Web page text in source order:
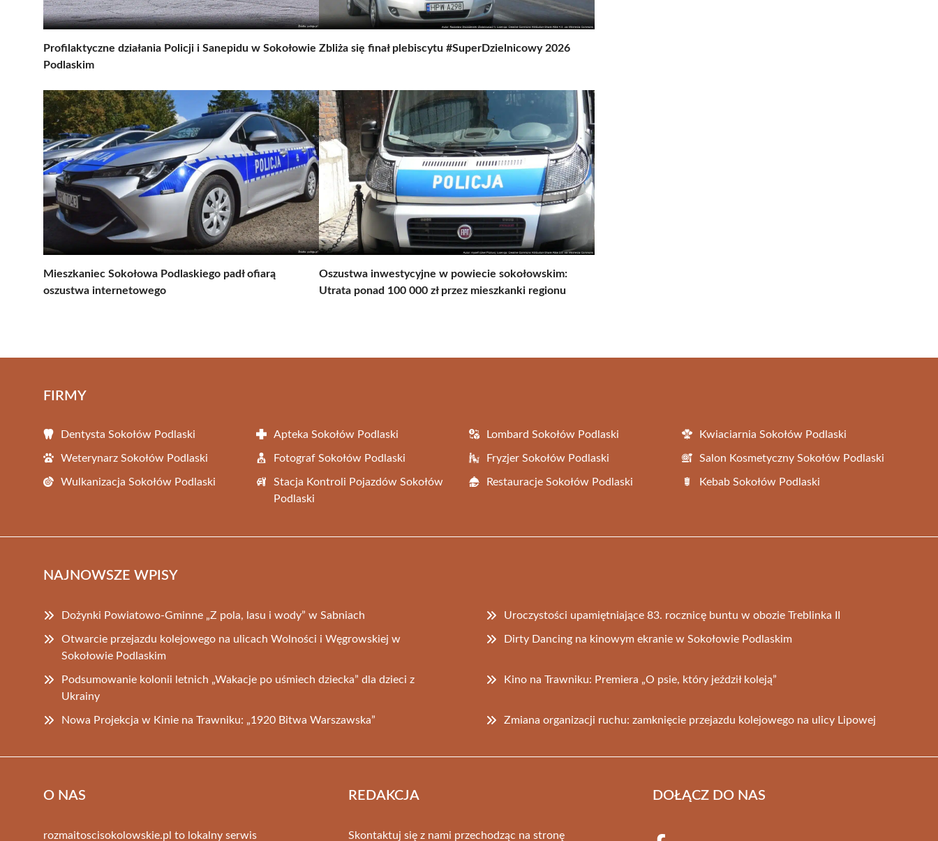
Profilaktyczne działania Policji i Sanepidu w Sokołowie
Podlaskim
Zbliża się finał plebiscytu #SuperDzielnicowy 2026
Mieszkaniec Sokołowa Podlaskiego padł ofiarą
oszustwa internetowego
Oszustwa inwestycyjne w powiecie sokołowskim:
Utrata ponad 100 000 zł przez mieszkanki regionu
FIRMY
Dentysta Sokołów Podlaski Apteka Sokołów Podlaski Lombard Sokołów Podlaski Kwiaciarnia Sokołów Podlaski
Weterynarz Sokołów Podlaski Fotograf Sokołów Podlaski Fryzjer Sokołów Podlaski Salon Kosmetyczny Sokołów Podlaski
Wulkanizacja Sokołów Podlaski
Stacja Kontroli Pojazdów Sokołów
Podlaski
Restauracje Sokołów Podlaski Kebab Sokołów Podlaski
NAJNOWSZE WPISY
Dożynki Powiatowo-Gminne „Z pola, lasu i wody” w Sabniach Uroczystości upamiętniające 83. rocznicę buntu w obozie Treblinka II
Otwarcie przejazdu kolejowego na ulicach Wolności i Węgrowskiej w
Sokołowie Podlaskim
Dirty Dancing na kinowym ekranie w Sokołowie Podlaskim
Podsumowanie kolonii letnich „Wakacje po uśmiech dziecka” dla dzieci z
Ukrainy
Kino na Trawniku: Premiera „O psie, który jeździł koleją”
Nowa Projekcja w Kinie na Trawniku: „1920 Bitwa Warszawska” Zmiana organizacji ruchu: zamknięcie przejazdu kolejowego na ulicy Lipowej
O NAS
rozmaitoscisokolowskie.pl to lokalny serwis
REDAKCJA
Skontaktuj się z nami przechodząc na stronę
DOŁĄCZ DO NAS